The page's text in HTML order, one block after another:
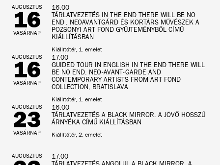
16.00
TÁRLATVEZETÉS IN THE END THERE WILL BE NO
END . NEOAVANTGÁRD ÉS KORTÁRS MŰVÉSZEK A
POZSONYI ART FOND GYŰJTEMÉNYBŐL CÍMŰ
KIÁLLÍTÁSBAN
AUGUSZTUS
16
VASÁRNAP
Kiállítótér, 1. emelet
17.00
GUIDED TOUR IN ENGLISH IN THE END THERE WILL
BE NO END. NEO-AVANT-GARDE AND
CONTEMPORARY ARTISTS FROM ART FOND
COLLECTION, BRATISLAVA
AUGUSZTUS
16
VASÁRNAP
Kiállítótér, 1. emelet
16.00
TÁRLATVEZETÉS A BLACK MIRROR. A JÖVŐ HOSSZÚ
ÁRNYÉKA CÍMŰ KIÁLLÍTÁSBAN
AUGUSZTUS
23
VASÁRNAP Kiállítótér, 2. emelet
17.00
AUGUSZTUS